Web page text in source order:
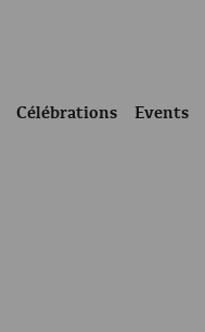
Célébrations Events